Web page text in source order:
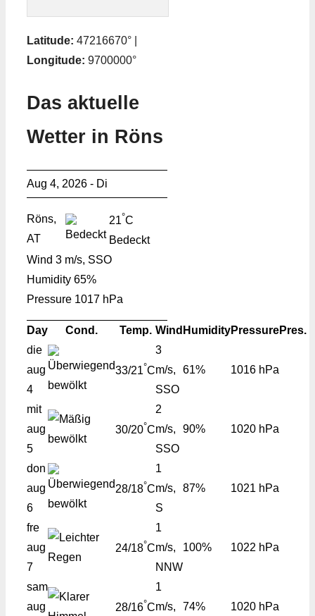
Latitude: 47216670° |
Longitude: 9700000°
Das aktuelle
Wetter in Röns
Aug 4, 2026 - Di
Röns,
AT
21°C
Bedeckt
Wind 3 m/s, SSO
Humidity 65%
Pressure 1017 hPa
Day Cond. Temp. Wind HumidityPressurePres.
die
aug
4
33/21°C
3
m/s,
SSO
61% 1016 hPa
mit
aug
5
30/20°C
2
m/s,
SSO
90% 1020 hPa
don
aug
6
28/18°C
1
m/s,
S
87% 1021 hPa
fre
aug
7
24/18°C
1
m/s,
NNW
100% 1022 hPa
sam
aug
28/16°C
1
m/s,
74% 1020 hPa